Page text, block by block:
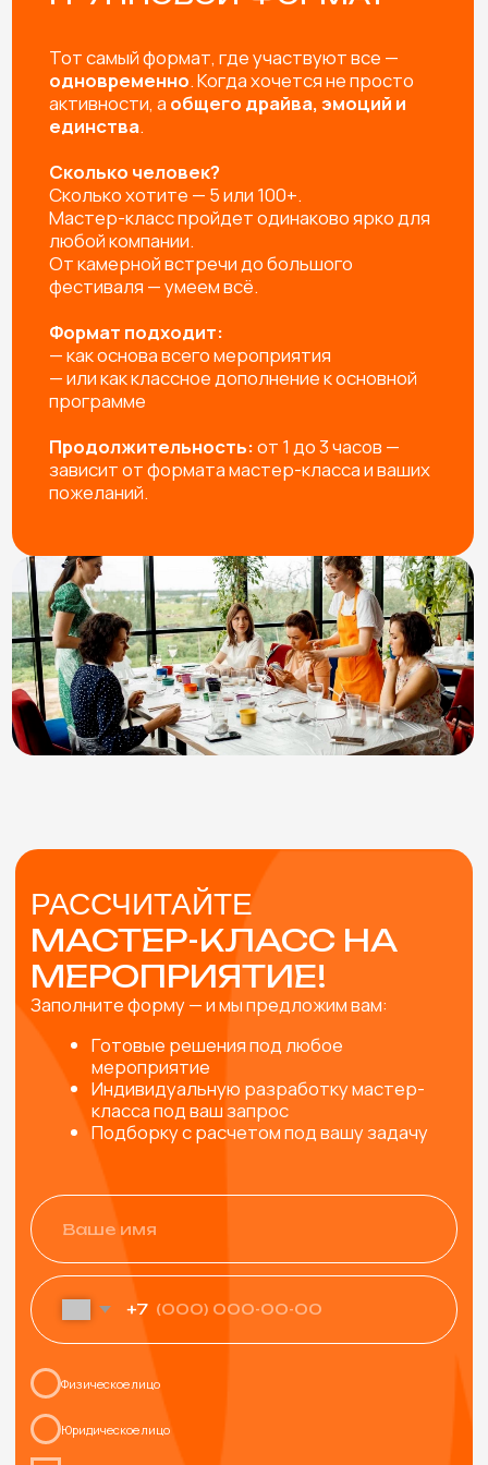
РАССЧИТАЙТЕ
МАСТЕР-КЛАСС НА
МЕРОПРИЯТИЕ!
Заполните форму — и мы предложим вам:
Готовые решения под любое
мероприятие
Индивидуальную разработку мастер-
класса под ваш запрос
Подборку с расчетом под вашу задачу
Физическое лицо
Юридическое лицо
Я согласен с политикой конфиденциальности
Оставить заявку
ВКЛЮЧЕНЫ
ПОМОЩЬ В ВЫБОРЕ
Подберем мастер-классы с учетом особенностей
мероприятия и возраста участников. Либо
разработаем эксклюзивный мастер-класс под вашу
задачу.
ПРОРАБОТКА КОНЦЕПЦИИ
Согласуем и учтем все пожелания, от особенностей
материалов и тематики мероприятия до внешнего
вида мастеров.
ИНСТРУМЕНТЫ И
МАТЕРИАЛЫ
Привозим все необходимые инструменты и
материалы для мастер-класса (с запасом, чтобы
хватило всем желающим)
ВЫЕЗД И РАБОТА МАСТЕРОВ
расскажут как сделать изделие, но и создадут
яркую творческую атмосферу и обязательно
помогут каждому участнику.
УПАКОВКА ИЗДЕЛИЙ
Упаковываем готовые изделия в подарочный пакет
или коробочку, чтобы удобно было нести домой и,
при желании, подарить родным и близким
УБОРКА РАБОЧЕГО МЕСТА
после мероприятия убираем за собой рабочее
пространство